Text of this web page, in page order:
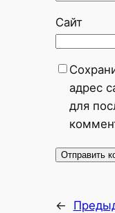
Сайт
адрес
для
←